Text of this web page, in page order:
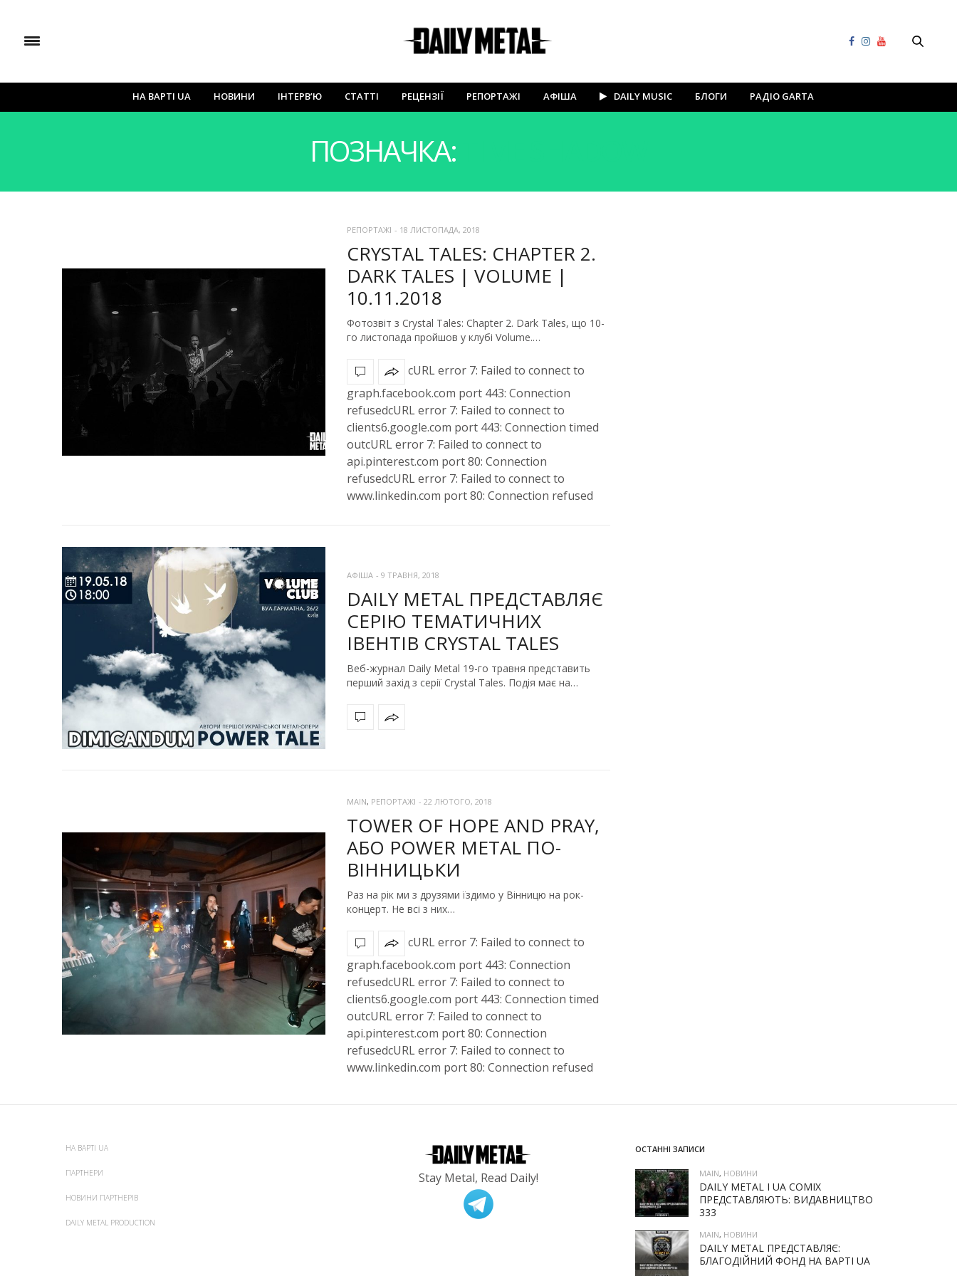
НА ВАРТІ UA НОВИНИ ІНТЕРВ’Ю СТАТТІ РЕЦЕНЗІЇ РЕПОРТАЖІ АФІША DAILY MUSIC БЛОГИ РАДІО GARTA
ПОЗНАЧКА:
РЕПОРТАЖІ - 18 ЛИСТОПАДА, 2018
CRYSTAL TALES: CHAPTER 2.
DARK TALES | VOLUME |
10.11.2018
Фотозвіт з Crystal Tales: Chapter 2. Dark Tales, що 10-
го листопада пройшов у клубі Volume.…
cURL error 7: Failed to connect to
graph.facebook.com port 443: Connection
refusedcURL error 7: Failed to connect to
clients6.google.com port 443: Connection timed
outcURL error 7: Failed to connect to
api.pinterest.com port 80: Connection
refusedcURL error 7: Failed to connect to
www.linkedin.com port 80: Connection refused
АФІША - 9 ТРАВНЯ, 2018
DAILY METAL ПРЕДСТАВЛЯЄ
СЕРІЮ ТЕМАТИЧНИХ
ІВЕНТІВ CRYSTAL TALES
Веб-журнал Daily Metal 19-го травня представить
перший захід з серії Crystal Tales. Подія має на…
MAIN, РЕПОРТАЖІ - 22 ЛЮТОГО, 2018
TOWER OF HOPE AND PRAY,
АБО POWER METAL ПО-
ВІННИЦЬКИ
Раз на рік ми з друзями їздимо у Вінницю на рок-
концерт. Не всі з них…
cURL error 7: Failed to connect to
graph.facebook.com port 443: Connection
refusedcURL error 7: Failed to connect to
clients6.google.com port 443: Connection timed
outcURL error 7: Failed to connect to
api.pinterest.com port 80: Connection
refusedcURL error 7: Failed to connect to
www.linkedin.com port 80: Connection refused
НА ВАРТІ UA
ПАРТНЕРИ
НОВИНИ ПАРТНЕРІВ
DAILY METAL PRODUCTION
Stay Metal, Read Daily!
ОСТАННІ ЗАПИСИ
MAIN, НОВИНИ
DAILY METAL І UA COMIX
ПРЕДСТАВЛЯЮТЬ: ВИДАВНИЦТВО
333
MAIN, НОВИНИ
DAILY METAL ПРЕДСТАВЛЯЄ:
БЛАГОДІЙНИЙ ФОНД НА ВАРТІ UA